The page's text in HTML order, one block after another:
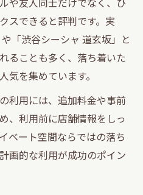
スできると評判です。実
「渋谷シーシャ 道玄坂」と
ることも多く、落ち着いた
気を集めています。
利用には、追加料金や事前
、利用前に店舗情報をしっ
ベート空間ならではの落ち
画的な利用が成功のポイン